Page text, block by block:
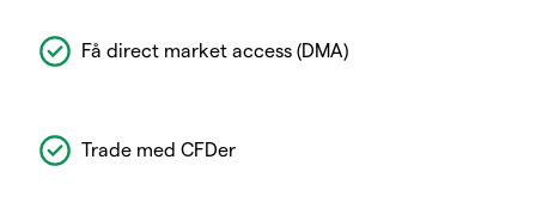
Få direct market access (DMA)
Trade med CFDer